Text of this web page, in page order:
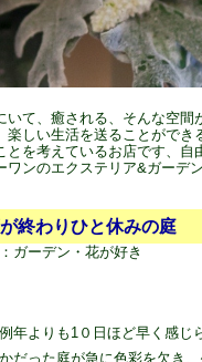
いて、癒される、そんな空間
楽しい生活を送ることができ
とを考えているお店です、自
ワンのエクステリア&ガーデ
終わりひと休みの庭
ガーデン・花が好き
年よりも1０日ほど早く感
だった庭が急に色彩を欠き